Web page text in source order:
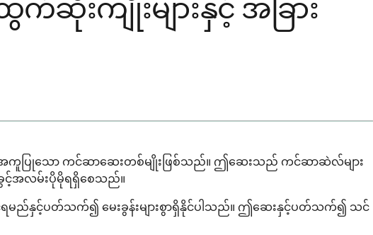
ဆိုးကျိုးများနှင့် အခြား
ာက်အကူပြုသော ကင်ဆာဆေးတစ်မျိုးဖြစ်သည်။ ဤဆေးသည် ကင်ဆာဆဲလ်များ
င့်အလမ်းပိုမိုရရှိစေသည်။
ည်နှင့်ပတ်သက်၍ မေးခွန်းများစွာရှိနိုင်ပါသည်။ ဤဆေးနှင့်ပတ်သက်၍ သင်